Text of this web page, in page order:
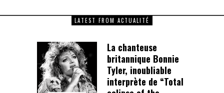
LATEST FROM ACTUALITÉ
La chanteuse
britannique Bonnie
Tyler, inoubliable
interprète de “Total